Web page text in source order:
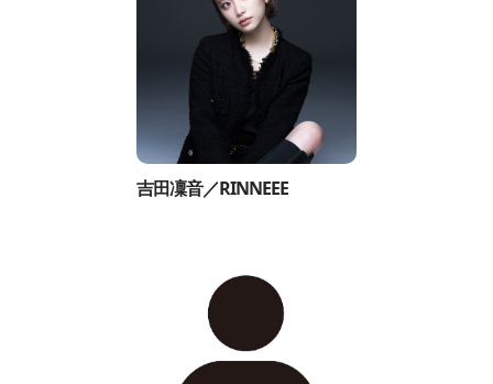
吉田凜音／RINNEEE